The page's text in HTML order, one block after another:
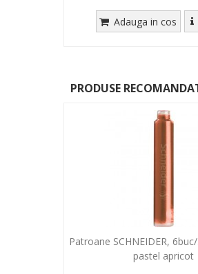
Adauga in cos
PRODUSE
Patroane SCHNEIDER,
pastel apricot